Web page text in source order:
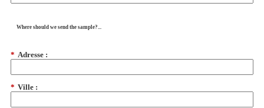
Where should we send the sample?...
* Adresse :
* Ville :